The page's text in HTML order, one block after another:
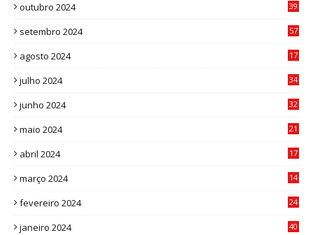
outubro 2024
39
setembro 2024
57
agosto 2024
17
julho 2024
34
junho 2024
32
maio 2024
21
abril 2024
17
março 2024
14
fevereiro 2024
24
janeiro 2024
40